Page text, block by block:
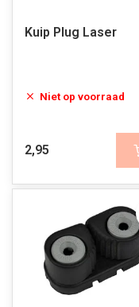
Kuip Plug Laser
Niet op voorraad
2,95